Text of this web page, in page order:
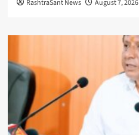
RashtraSant News August 7, 2026